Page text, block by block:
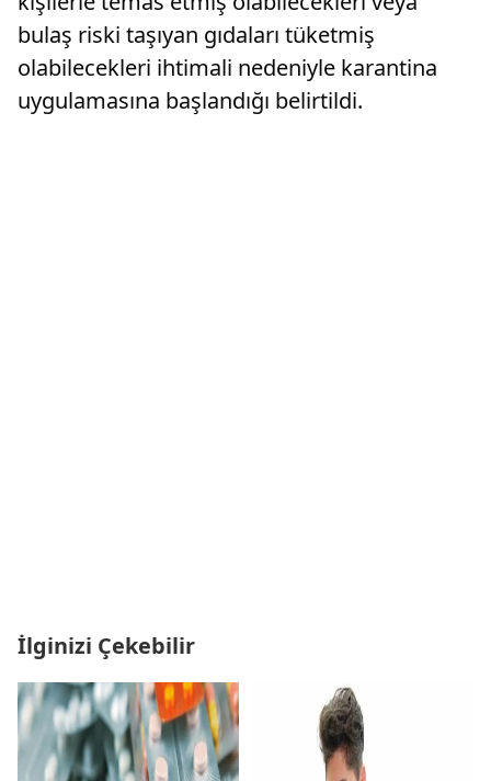
bulaş riski taşıyan gıdaları tüketmiş
olabilecekleri ihtimali nedeniyle karantina
uygulamasına başlandığı belirtildi.
İlginizi Çekebilir